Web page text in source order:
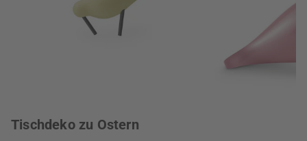
Tischdeko zu Ostern